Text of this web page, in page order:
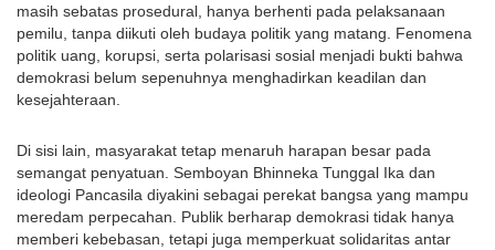
masih sebatas prosedural, hanya berhenti pada pelaksanaan
pemilu, tanpa diikuti oleh budaya politik yang matang. Fenomena
politik uang, korupsi, serta polarisasi sosial menjadi bukti bahwa
demokrasi belum sepenuhnya menghadirkan keadilan dan
kesejahteraan.
Di sisi lain, masyarakat tetap menaruh harapan besar pada
semangat penyatuan. Semboyan Bhinneka Tunggal Ika dan
ideologi Pancasila diyakini sebagai perekat bangsa yang mampu
meredam perpecahan. Publik berharap demokrasi tidak hanya
memberi kebebasan, tetapi juga memperkuat solidaritas antar